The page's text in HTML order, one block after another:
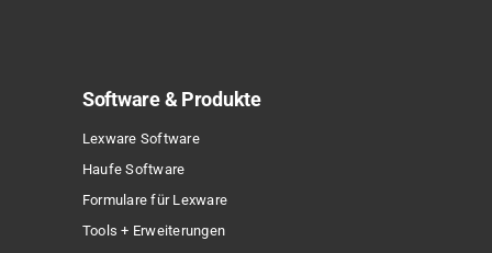
Software & Produkte
Lexware Software
Haufe Software
Formulare für Lexware
Tools + Erweiterungen